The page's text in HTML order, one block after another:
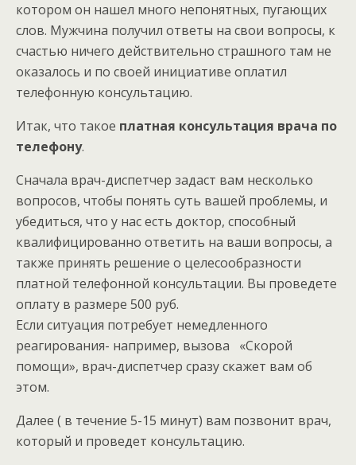
котором он нашел много непонятных, пугающих
слов. Мужчина получил ответы на свои вопросы, к
счастью ничего действительно страшного там не
оказалось и по своей инициативе оплатил
телефонную консультацию.
Итак, что такое платная консультация врача по
телефону.
Сначала врач-диспетчер задаст вам несколько
вопросов, чтобы понять суть вашей проблемы, и
убедиться, что у нас есть доктор, способный
квалифицированно ответить на ваши вопросы, а
также принять решение о целесообразности
платной телефонной консультации. Вы проведете
оплату в размере 500 руб.
Если ситуация потребует немедленного
реагирования- например, вызова «Скорой
помощи», врач-диспетчер сразу скажет вам об
этом.
Далее ( в течение 5-15 минут) вам позвонит врач,
который и проведет консультацию.